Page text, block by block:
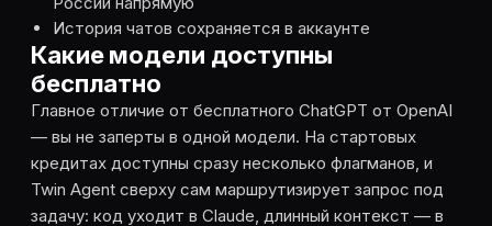
История чатов сохраняется в аккаунте
Какие модели доступны
бесплатно
Главное отличие от бесплатного ChatGPT от OpenAI
— вы не заперты в одной модели. На стартовых
кредитах доступны сразу несколько флагманов, и
Twin Agent сверху сам маршрутизирует запрос под
задачу: код уходит в Claude, длинный контекст — в